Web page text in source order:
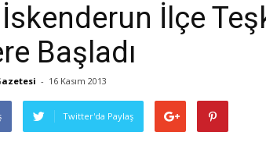
İlçe
Başladı
- 16 Kasım 2013
Twitter'da Paylaş